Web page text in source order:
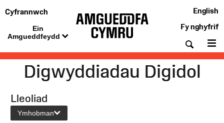
Cyfrannwch
Ein
Amgueddfeydd
English
Fy nghyfrif
Digwyddiadau Digidol
Lleoliad
Ymhobman